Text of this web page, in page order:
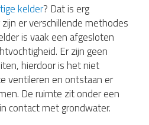
kelder? Dat is erg
er verschillende methodes
is vaak een afgesloten
Er zijn geen
hierdoor is het niet
ventileren en ontstaan er
De ruimte zit onder een
contact met grondwater.